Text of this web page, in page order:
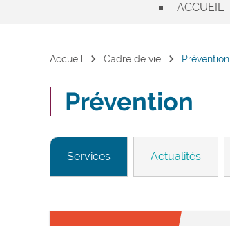
ACCUEIL
Accueil chevron_right Cadre de vie chevron_right Prévention
Prévention
Services Actualités